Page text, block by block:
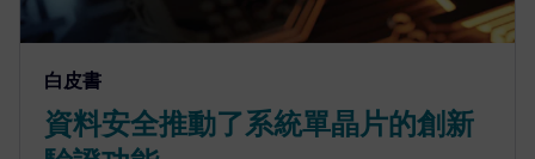
白皮書
資料安全推動了系統單晶片的創新